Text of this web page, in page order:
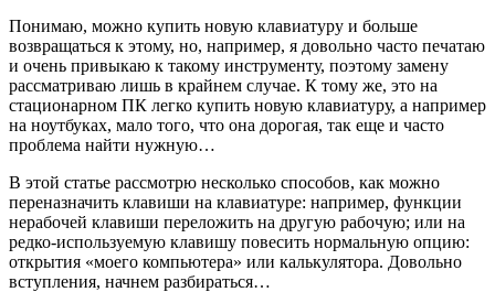
Понимаю, можно купить новую клавиатуру и больше
возвращаться к этому, но, например, я довольно часто печатаю
и очень привыкаю к такому инструменту, поэтому замену
рассматриваю лишь в крайнем случае. К тому же, это на
стационарном ПК легко купить новую клавиатуру, а например
на ноутбуках, мало того, что она дорогая, так еще и часто
проблема найти нужную…
В этой статье рассмотрю несколько способов, как можно
переназначить клавиши на клавиатуре: например, функции
нерабочей клавиши переложить на другую рабочую; или на
редко-используемую клавишу повесить нормальную опцию:
открытия «моего компьютера» или калькулятора. Довольно
вступления, начнем разбираться…